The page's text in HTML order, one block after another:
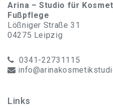
Arina – Studio für
Fußpflege
Lößniger Straße 31
04275 Leipzig
0341-22731115
Links